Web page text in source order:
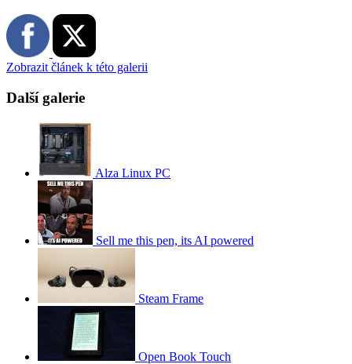
Zobrazit článek k této galerii
Další galerie
Alza Linux PC
Sell me this pen, its AI powered
Steam Frame
Open Book Touch